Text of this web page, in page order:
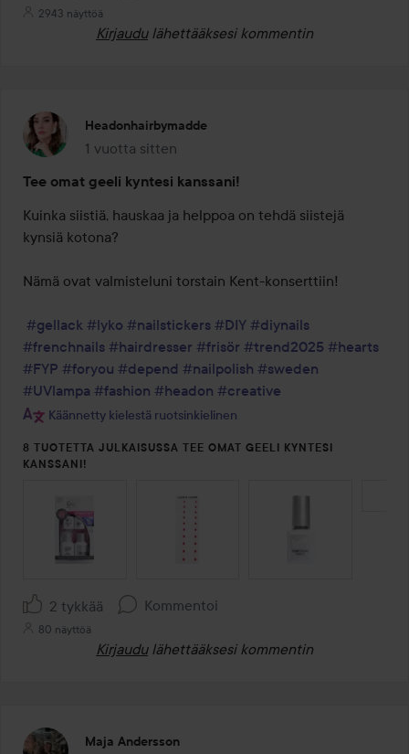
2943 näyttöä
Kirjaudu lähettääksesi kommentin
Headonhairbymadde
1 vuotta sitten
Viesti luotiin 1 vuotta sitten
Tee omat geeli kyntesi kanssani!
Kuinka siistiä, hauskaa ja helppoa on tehdä siistejä
kynsiä kotona?
Nämä ovat valmisteluni torstain Kent-konserttiin!
#gellack #lyko #nailstickers #DIY #diynails
#frenchnails #hairdresser #frisör #trend2025 #hearts
#FYP #foryou #depend #nailpolish #sweden
#UVlampa #fashion #headon #creative
Käännetty kielestä ruotsinkielinen
8 TUOTETTA JULKAISUSSA TEE OMAT GEELI KYNTESI
KANSSANI!
2 tykkää Kommentoi
80 näyttöä
Kirjaudu lähettääksesi kommentin
Maja Andersson